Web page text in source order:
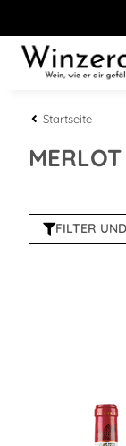
Startseite
MERLOT
FILTER